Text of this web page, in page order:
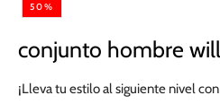
50%
conjunto hombre will
¡Lleva tu estilo al siguiente nivel